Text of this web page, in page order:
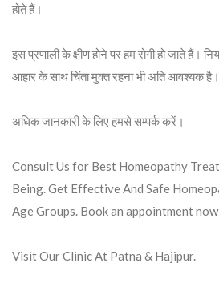
होते हैं।
इस प्रणाली के क्षीण होने पर हम रोगी हो जाते हैं।
आहार के साथ चिंता मुक्त रहना भी अति आवश्यक है।
अधिक जानकारी के लिए हमसे सम्पर्क करें।
Consult Us for Best Homeopathy
Being. Get Effective And Safe
Age Groups. Book an appointment now
Visit Our Clinic At Patna & Hajipur.